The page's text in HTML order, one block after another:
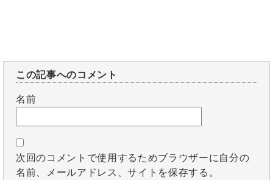
この記事へのコメント
名前
次回のコメントで使用するためブラウザーに自分の
名前、メールアドレス、サイトを保存する。